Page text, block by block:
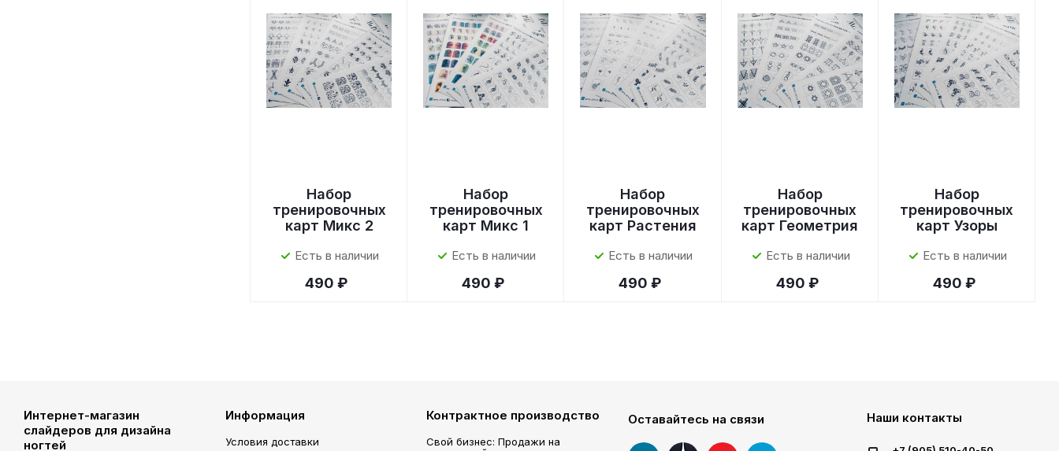
Набор
тренировочных
карт Микс 2
Есть в наличии
490 ₽
Набор
тренировочных
карт Микс 1
Есть в наличии
490 ₽
Набор
тренировочных
карт Растения
Есть в наличии
490 ₽
Набор
тренировочных
карт Геометрия
Есть в наличии
490 ₽
Набор
тренировочных
карт Узоры
Есть в наличии
490 ₽
Интернет-магазин
слайдеров для дизайна
ногтей
Информация
Условия доставки
Контрактное производство
Свой бизнес: Продажи на
Оставайтесь на связи Наши контакты